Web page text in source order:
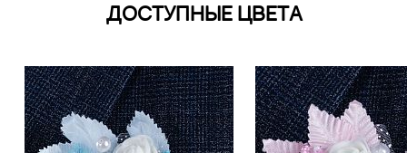
ДОСТУПНЫЕ ЦВЕТА